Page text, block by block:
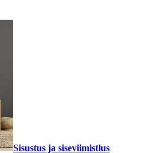
Sisustus ja siseviimistlus